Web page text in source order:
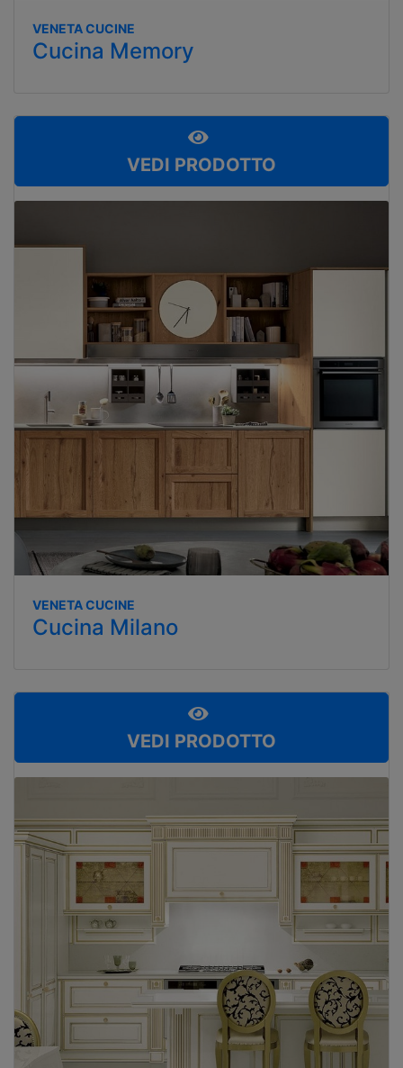
VENETA CUCINE
Cucina Memory
VEDI PRODOTTO
VENETA CUCINE
Cucina Milano
VEDI PRODOTTO